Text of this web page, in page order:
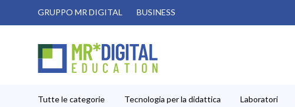
Salta
GRUPPO MR DIGITAL BUSINESS
Tutte le categorie Tecnologia per la didattica Laboratori